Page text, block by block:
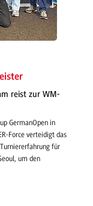
reist zur WM-
GermanOpen in
Force verteidigt das
für
um den